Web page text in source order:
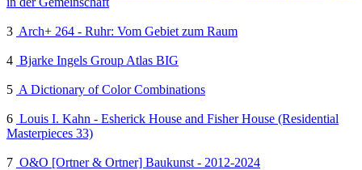
3 Arch+ 264 - Ruhr: Vom Gebiet zum Raum
4 Bjarke Ingels Group Atlas BIG
5 A Dictionary of Color Combinations
6 Louis I. Kahn - Esherick House and Fisher House (Residential
Masterpieces 33)
7 O&O [Ortner & Ortner] Baukunst - 2012-2024